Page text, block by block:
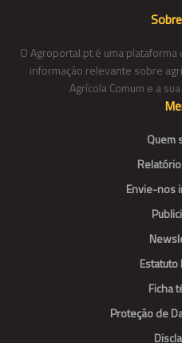
O Agroportal.pt é uma
informação relevante sobre
Agrícola Comum e a
Quem
Envie-nos
Estatuto
Ficha
Proteção de